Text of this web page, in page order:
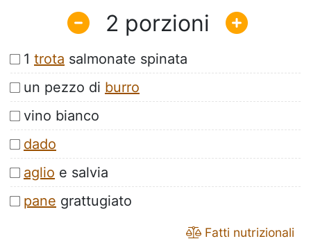
2
1 trota salmonate spinata
un pezzo di burro
vino bianco
dado
aglio e salvia
pane grattugiato
Fatti nutrizionali